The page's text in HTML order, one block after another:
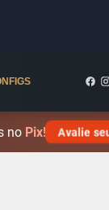
no Pix! Avalie